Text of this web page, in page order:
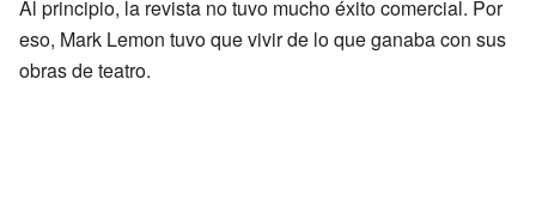
Al principio, la revista no tuvo mucho éxito comercial. Por
eso, Mark Lemon tuvo que vivir de lo que ganaba con sus
obras de teatro.